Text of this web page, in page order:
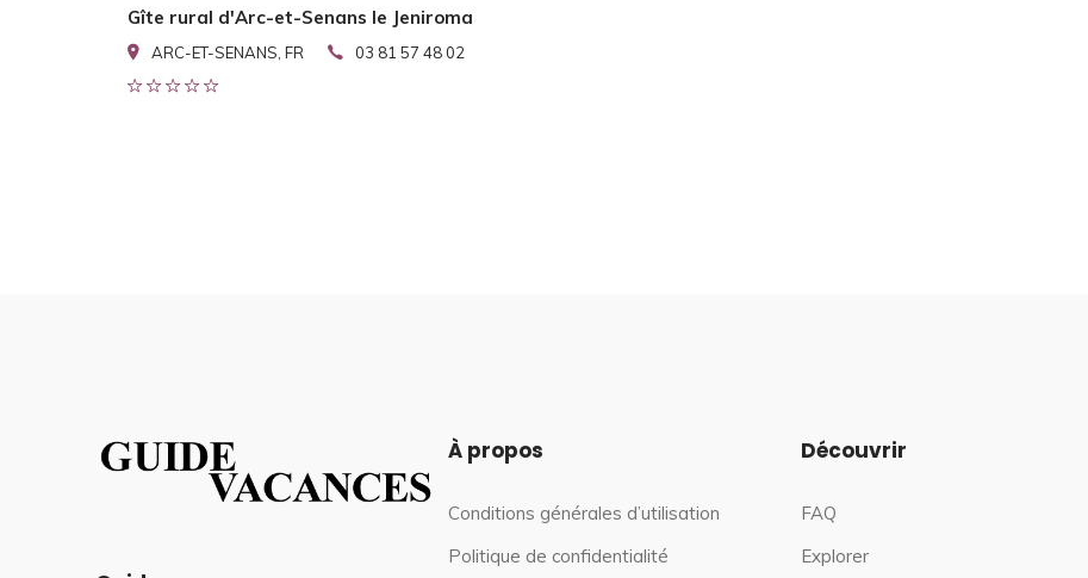
Gîte rural d'Arc-et-Senans le Jeniroma
ARC-ET-SENANS, FR 03 81 57 48 02
À propos
Conditions générales d’utilisation
Politique de confidentialité
Découvrir
FAQ
Explorer